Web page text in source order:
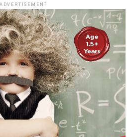
ADVERTISEMENT